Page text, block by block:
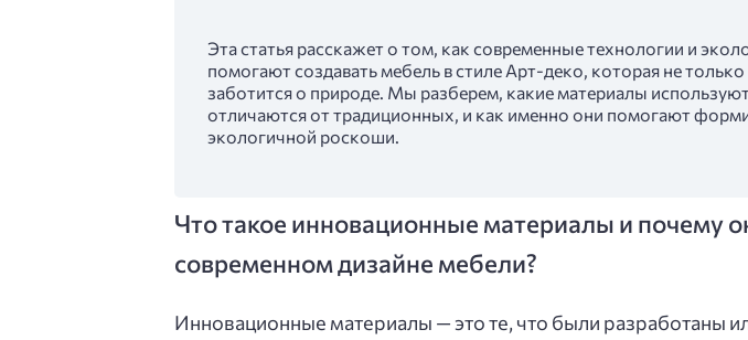
Эта статья расскажет о том, как современные технологии и
помогают создавать мебель в стиле Арт-деко, которая не только
заботится о природе. Мы разберем, какие материалы
отличаются от традиционных, и как именно они помогают
экологичной роскоши.
Что такое инновационные материалы и почему
современном дизайне мебели?
Инновационные материалы — это те, что были разработаны